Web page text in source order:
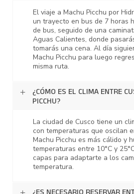
El viaje a Machu Picchu por
un trayecto en bus de 7 horas
de bus, seguido de una
Aguas Calientes, donde
tomarás una cena. Al día
Machu Picchu para luego
misma ruta.
¿CÓMO ES EL CLIMA ENTRE
PICCHU?
La ciudad de Cusco tiene un
con temperaturas que oscilan
Machu Picchu es más cálido y
temperaturas entre 10°C y
capas para adaptarte a los
temperatura.